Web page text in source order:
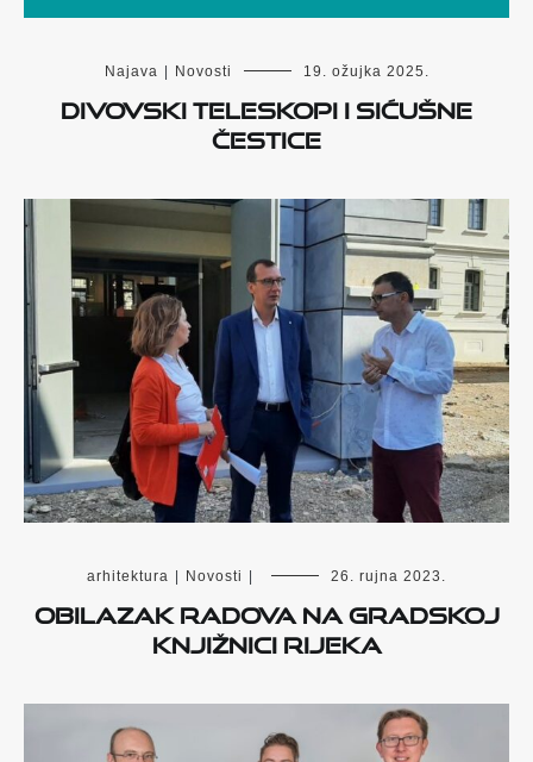
Najava | Novosti 19. ožujka 2025.
Divovski teleskopi i sićušne
čestice
arhitektura | Novosti | 26. rujna 2023.
Obilazak radova na Gradskoj
knjižnici Rijeka